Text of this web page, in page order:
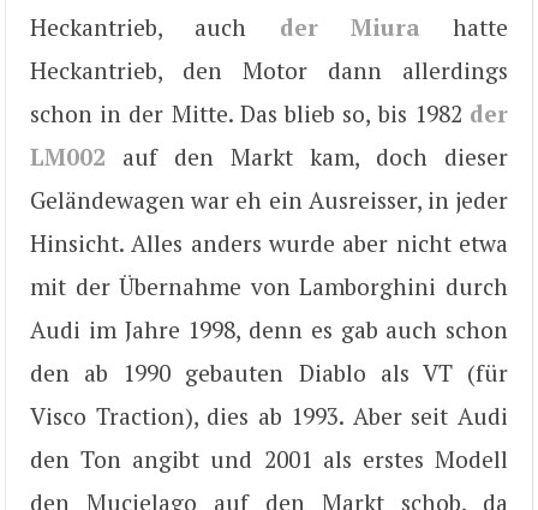
Heckantrieb, auch der Miura hatte
Heckantrieb, den Motor dann allerdings
schon in der Mitte. Das blieb so, bis 1982 der
LM002 auf den Markt kam, doch dieser
Geländewagen war eh ein Ausreisser, in jeder
Hinsicht. Alles anders wurde aber nicht etwa
mit der Übernahme von Lamborghini durch
Audi im Jahre 1998, denn es gab auch schon
den ab 1990 gebauten Diablo als VT (für
Visco Traction), dies ab 1993. Aber seit Audi
den Ton angibt und 2001 als erstes Modell
den Mucielago auf den Markt schob, da